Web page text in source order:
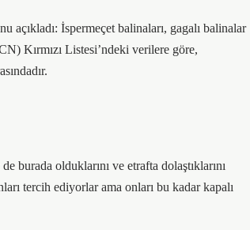
İspermeçet balinaları, gagalı balinalar
Kırmızı Listesi’ndeki verilere göre,
burada olduklarını ve etrafta dolaştıklarını
tercih ediyorlar ama onları bu kadar kapalı